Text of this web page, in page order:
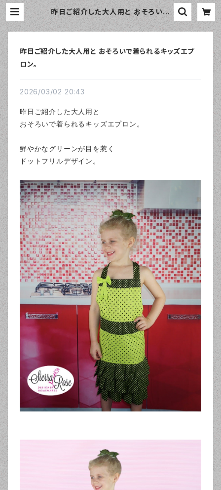
昨日ご紹介した大人用と おそろいで
着られるキッズエプロン。 | おしゃれ
なエプロン通販のamorico（アモリ
昨日ご紹介した大人用と おそろいで着られるキッズエプ
ロン。
2026/03/02 20:43
昨日ご紹介した大人用と
おそろいで着られるキッズエプロン。
鮮やかなグリーンが目を惹く
ドットフリルデザイン。